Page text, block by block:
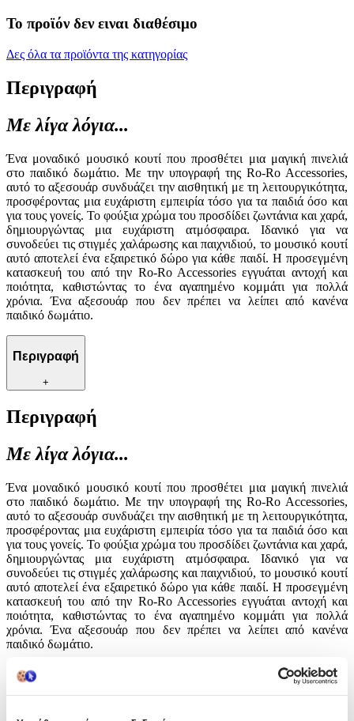
Το προϊόν δεν ειναι διαθέσιμο
Δες όλα τα προϊόντα της κατηγορίας
Περιγραφή
Με λίγα λόγια...
Ένα μοναδικό μουσικό κουτί που προσθέτει μια μαγική πινελιά
στο παιδικό δωμάτιο. Με την υπογραφή της Ro-Ro Accessories,
αυτό το αξεσουάρ συνδυάζει την αισθητική με τη λειτουργικότητα,
προσφέροντας μια ευχάριστη εμπειρία τόσο για τα παιδιά όσο και
για τους γονείς. Το φούξια χρώμα του προσδίδει ζωντάνια και χαρά,
δημιουργώντας μια ευχάριστη ατμόσφαιρα. Ιδανικό για να
συνοδεύει τις στιγμές χαλάρωσης και παιχνιδιού, το μουσικό κουτί
αυτό αποτελεί ένα εξαιρετικό δώρο για κάθε παιδί. Η προσεγμένη
κατασκευή του από την Ro-Ro Accessories εγγυάται αντοχή και
ποιότητα, καθιστώντας το ένα αγαπημένο κομμάτι για πολλά
χρόνια. Ένα αξεσουάρ που δεν πρέπει να λείπει από κανένα
παιδικό δωμάτιο.
Περιγραφή
+
Περιγραφή
Με λίγα λόγια...
Ένα μοναδικό μουσικό κουτί που προσθέτει μια μαγική πινελιά
στο παιδικό δωμάτιο. Με την υπογραφή της Ro-Ro Accessories,
αυτό το αξεσουάρ συνδυάζει την αισθητική με τη λειτουργικότητα,
προσφέροντας μια ευχάριστη εμπειρία τόσο για τα παιδιά όσο και
για τους γονείς. Το φούξια χρώμα του προσδίδει ζωντάνια και χαρά,
δημιουργώντας μια ευχάριστη ατμόσφαιρα. Ιδανικό για να
συνοδεύει τις στιγμές χαλάρωσης και παιχνιδιού, το μουσικό κουτί
αυτό αποτελεί ένα εξαιρετικό δώρο για κάθε παιδί. Η προσεγμένη
κατασκευή του από την Ro-Ro Accessories εγγυάται αντοχή και
ποιότητα, καθιστώντας το ένα αγαπημένο κομμάτι για πολλά
χρόνια. Ένα αξεσουάρ που δεν πρέπει να λείπει από κανένα
παιδικό δωμάτιο.
Χαρακτηριστικά